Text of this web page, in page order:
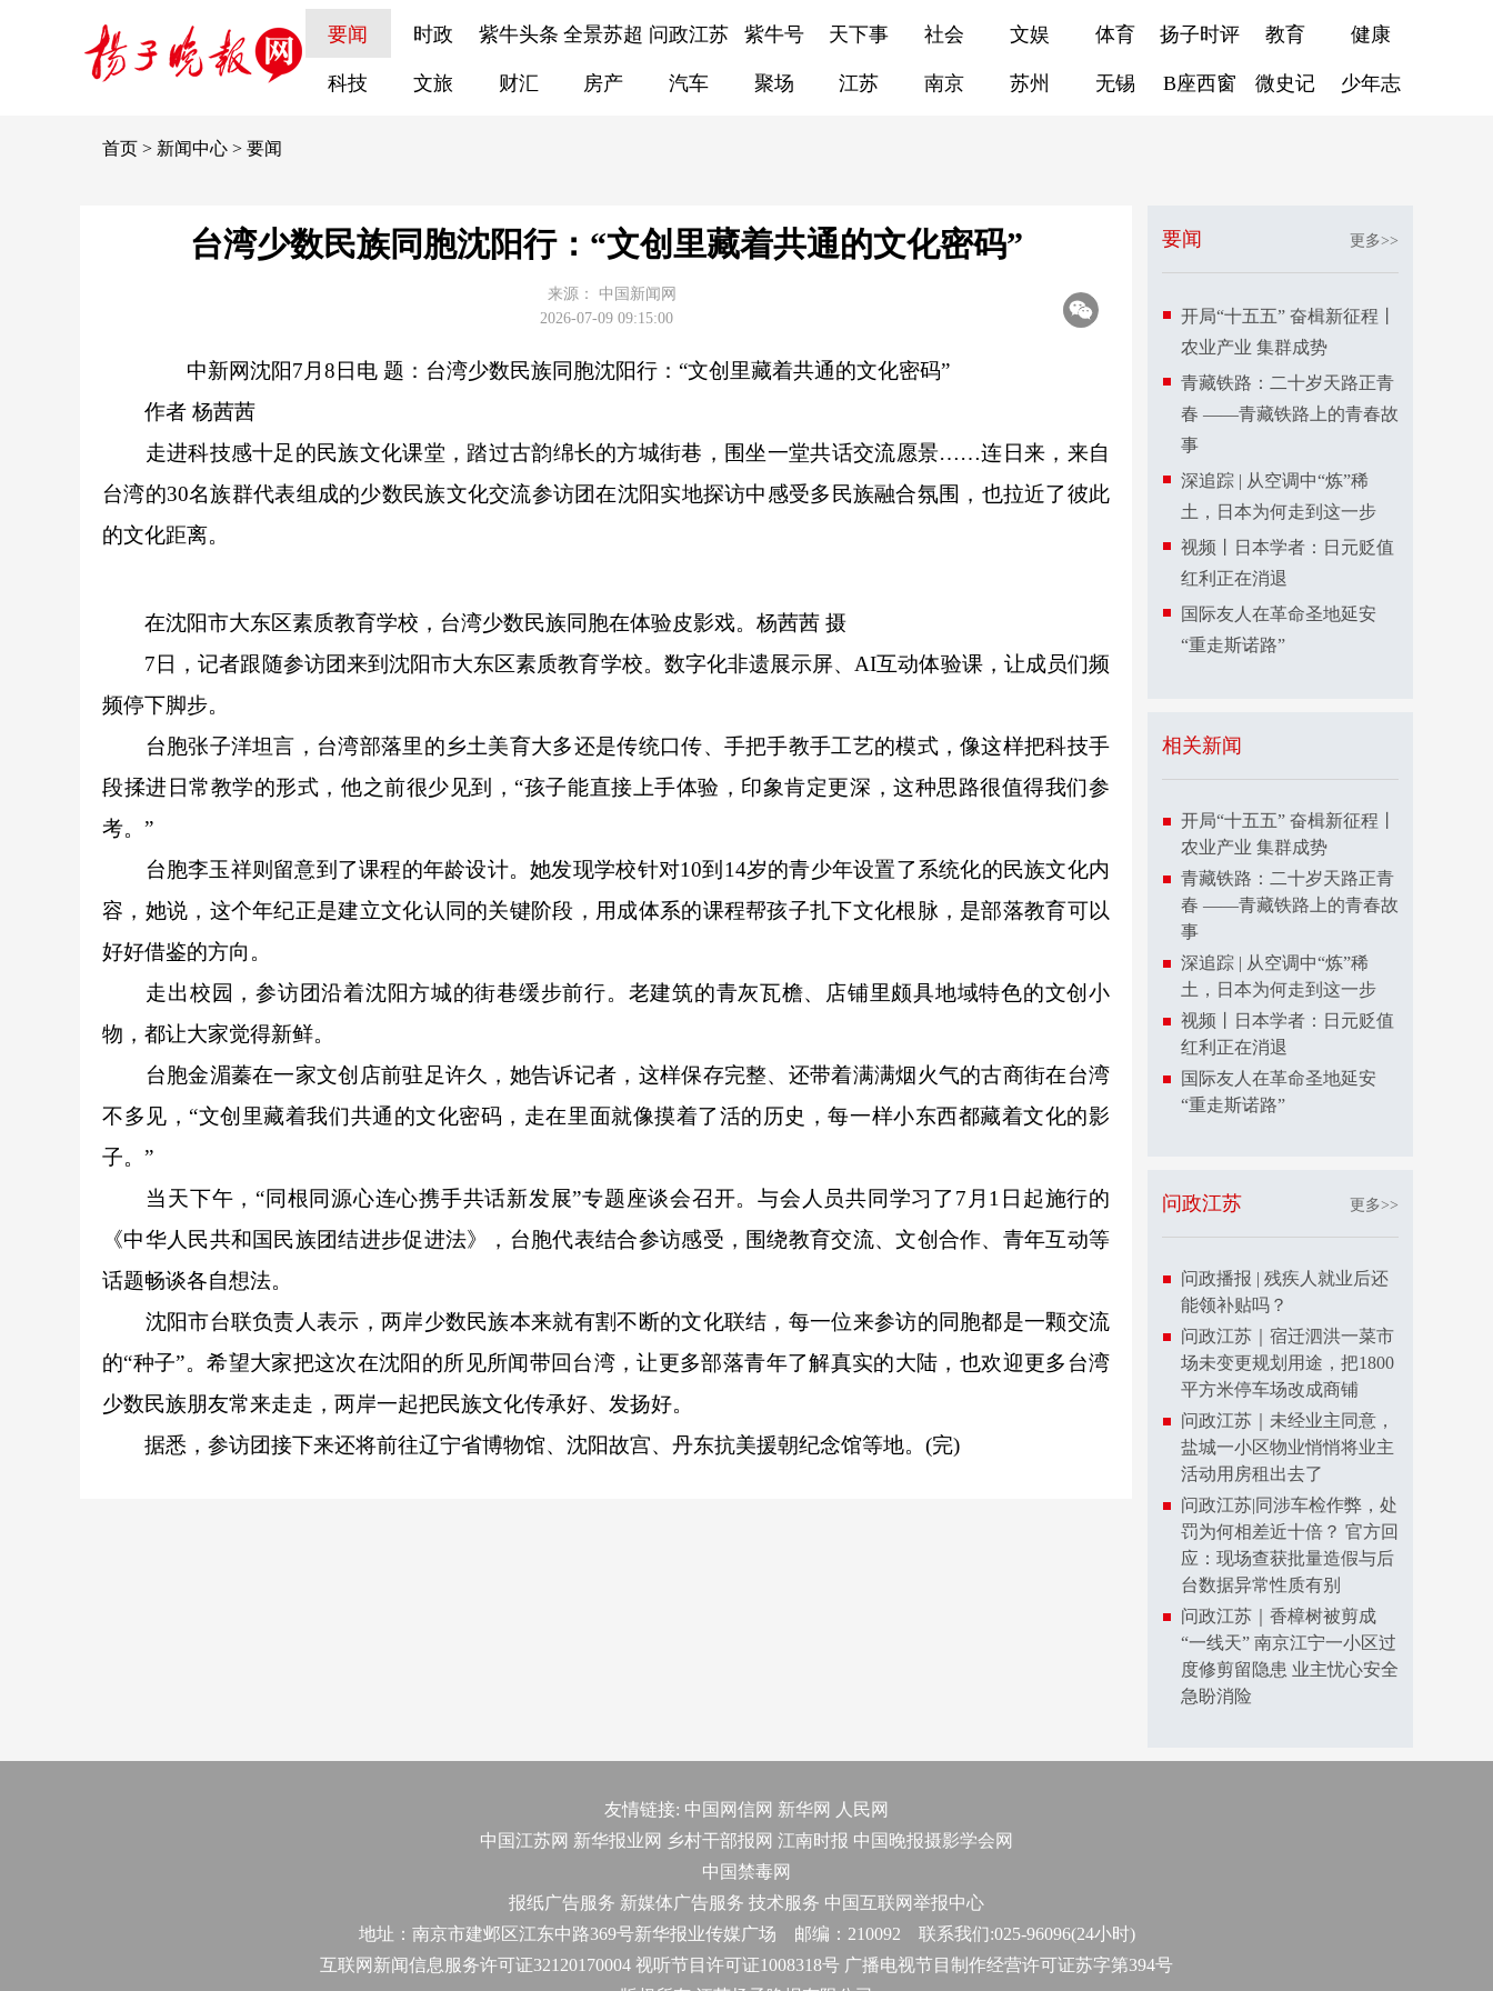
要闻 时政 紫牛头条 全景苏超 问政江苏 紫牛号 天下事 社会 文娱 体育 扬子时评 教育 健康
科技 文旅 财汇 房产 汽车 聚场 江苏 南京 苏州 无锡 B座西窗 微史记 少年志
首页 > 新闻中心 > 要闻
台湾少数民族同胞沈阳行：“文创里藏着共通的文化密码”
来源：
中国新闻网
2026-07-09 09:15:00
中新网沈阳7月8日电 题：台湾少数民族同胞沈阳行：“文创里藏着共通的文化密码”
作者 杨茜茜
走进科技感十足的民族文化课堂，踏过古韵绵长的方城街巷，围坐一堂共话交流愿景……连日来，来自
台湾的30名族群代表组成的少数民族文化交流参访团在沈阳实地探访中感受多民族融合氛围，也拉近了彼此
的文化距离。
在沈阳市大东区素质教育学校，台湾少数民族同胞在体验皮影戏。杨茜茜 摄
7日，记者跟随参访团来到沈阳市大东区素质教育学校。数字化非遗展示屏、AI互动体验课，让成员们频
频停下脚步。
台胞张子洋坦言，台湾部落里的乡土美育大多还是传统口传、手把手教手工艺的模式，像这样把科技手
段揉进日常教学的形式，他之前很少见到，“孩子能直接上手体验，印象肯定更深，这种思路很值得我们参
考。”
台胞李玉祥则留意到了课程的年龄设计。她发现学校针对10到14岁的青少年设置了系统化的民族文化内
容，她说，这个年纪正是建立文化认同的关键阶段，用成体系的课程帮孩子扎下文化根脉，是部落教育可以
好好借鉴的方向。
走出校园，参访团沿着沈阳方城的街巷缓步前行。老建筑的青灰瓦檐、店铺里颇具地域特色的文创小
物，都让大家觉得新鲜。
台胞金湄蓁在一家文创店前驻足许久，她告诉记者，这样保存完整、还带着满满烟火气的古商街在台湾
不多见，“文创里藏着我们共通的文化密码，走在里面就像摸着了活的历史，每一样小东西都藏着文化的影
子。”
当天下午，“同根同源心连心携手共话新发展”专题座谈会召开。与会人员共同学习了7月1日起施行的
《中华人民共和国民族团结进步促进法》，台胞代表结合参访感受，围绕教育交流、文创合作、青年互动等
话题畅谈各自想法。
沈阳市台联负责人表示，两岸少数民族本来就有割不断的文化联结，每一位来参访的同胞都是一颗交流
的“种子”。希望大家把这次在沈阳的所见所闻带回台湾，让更多部落青年了解真实的大陆，也欢迎更多台湾
少数民族朋友常来走走，两岸一起把民族文化传承好、发扬好。
据悉，参访团接下来还将前往辽宁省博物馆、沈阳故宫、丹东抗美援朝纪念馆等地。(完)
要闻 更多>>
开局“十五五” 奋楫新征程丨
农业产业 集群成势
青藏铁路：二十岁天路正青
春 ——青藏铁路上的青春故
事
深追踪 | 从空调中“炼”稀
土，日本为何走到这一步
视频丨日本学者：日元贬值
红利正在消退
国际友人在革命圣地延安
“重走斯诺路”
相关新闻
开局“十五五” 奋楫新征程丨
农业产业 集群成势
青藏铁路：二十岁天路正青
春 ——青藏铁路上的青春故
事
深追踪 | 从空调中“炼”稀
土，日本为何走到这一步
视频丨日本学者：日元贬值
红利正在消退
国际友人在革命圣地延安
“重走斯诺路”
问政江苏 更多>>
问政播报 | 残疾人就业后还
能领补贴吗？
问政江苏｜宿迁泗洪一菜市
场未变更规划用途，把1800
平方米停车场改成商铺
问政江苏｜未经业主同意，
盐城一小区物业悄悄将业主
活动用房租出去了
问政江苏|同涉车检作弊，处
罚为何相差近十倍？ 官方回
应：现场查获批量造假与后
台数据异常性质有别
问政江苏｜香樟树被剪成
“一线天” 南京江宁一小区过
度修剪留隐患 业主忧心安全
急盼消险
友情链接: 中国网信网 新华网
人民网
中国江苏网 新华报业网 乡村干部报网 江南时报 中国晚报摄影学会网
中国禁毒网
报纸广告服务 新媒体广告服务 技术服务 中国互联网举报中心
地址：南京市建邺区江东中路369号新华报业传媒广场 邮编：210092 联系我们:025-96096(24小时)
互联网新闻信息服务许可证32120170004 视听节目许可证1008318号 广播电视节目制作经营许可证苏字第394号